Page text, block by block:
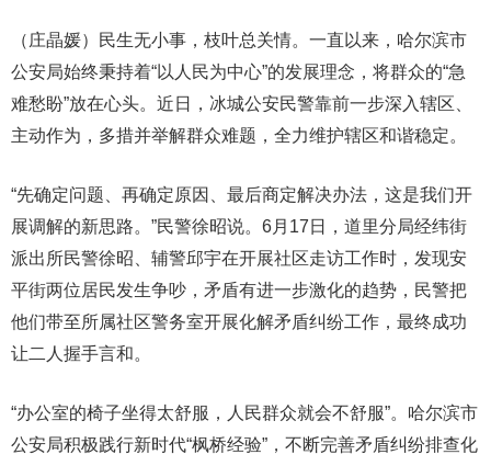
（庄晶媛）民生无小事，枝叶总关情。一直以来，哈尔滨市
公安局始终秉持着“以人民为中心”的发展理念，将群众的“急
难愁盼”放在心头。近日，冰城公安民警靠前一步深入辖区、
主动作为，多措并举解群众难题，全力维护辖区和谐稳定。
“先确定问题、再确定原因、最后商定解决办法，这是我们开
展调解的新思路。”民警徐昭说。6月17日，道里分局经纬街
派出所民警徐昭、辅警邱宇在开展社区走访工作时，发现安
平街两位居民发生争吵，矛盾有进一步激化的趋势，民警把
他们带至所属社区警务室开展化解矛盾纠纷工作，最终成功
让二人握手言和。
“办公室的椅子坐得太舒服，人民群众就会不舒服”。哈尔滨市
公安局积极践行新时代“枫桥经验”，不断完善矛盾纠纷排查化